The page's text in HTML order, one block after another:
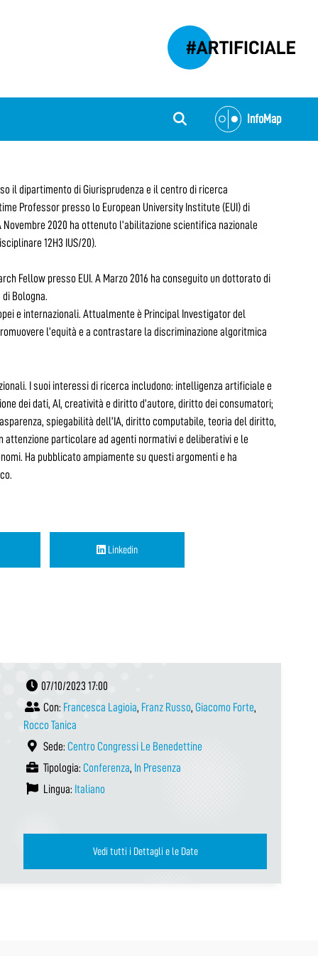
InfoMap
il dipartimento di Giurisprudenza e il centro di ricerca
Professor presso lo European University Institute (EUI) di
2020 ha ottenuto l’abilitazione scientifica nazionale
12H3 IUS/20).
Fellow presso EUI. A Marzo 2016 ha conseguito un dottorato di
Bologna.
e internazionali. Attualmente è Principal Investigator del
l’equità e a contrastare la discriminazione algoritmica
I suoi interessi di ricerca includono: intelligenza artificiale e
dei dati, AI, creatività e diritto d’autore, diritto dei consumatori;
spiegabilità dell’IA, diritto computabile, teoria del diritto,
particolare ad agenti normativi e deliberativi e le
Ha pubblicato ampiamente su questi argomenti e ha
Linkedin
07/10/2023 17:00
Con: Francesca Lagioia, Franz Russo, Giacomo Forte,
Rocco Tanica
Sede: Centro Congressi Le Benedettine
Tipologia: Conferenza, In Presenza
Lingua: Italiano
Vedi tutti i Dettagli e le Date